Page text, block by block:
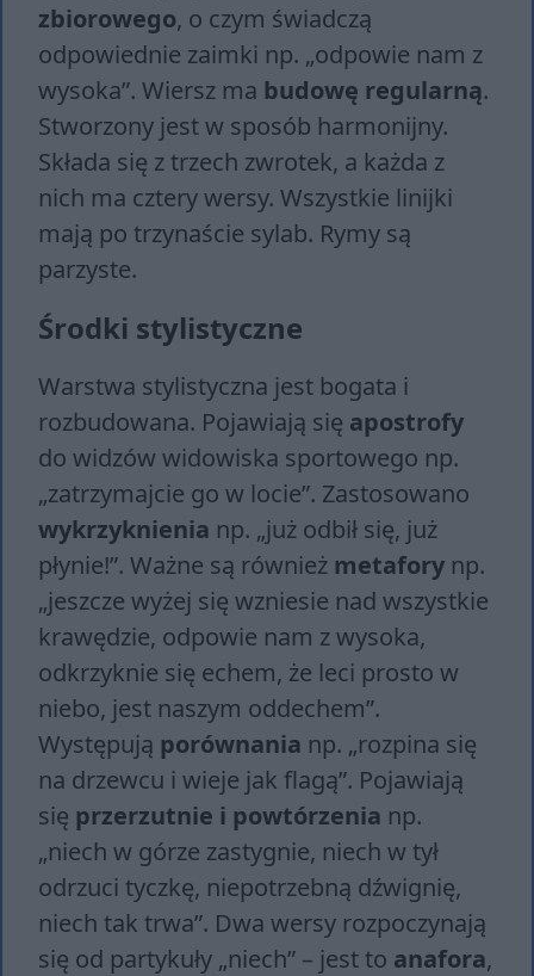
zbiorowego, o czym świadczą
odpowiednie zaimki np. „odpowie nam z
wysoka”. Wiersz ma budowę regularną.
Stworzony jest w sposób harmonijny.
Składa się z trzech zwrotek, a każda z
nich ma cztery wersy. Wszystkie linijki
mają po trzynaście sylab. Rymy są
parzyste.
Środki stylistyczne
Warstwa stylistyczna jest bogata i
rozbudowana. Pojawiają się apostrofy
do widzów widowiska sportowego np.
„zatrzymajcie go w locie”. Zastosowano
wykrzyknienia np. „już odbił się, już
płynie!”. Ważne są również metafory np.
„jeszcze wyżej się wzniesie nad wszystkie
krawędzie, odpowie nam z wysoka,
odkrzyknie się echem, że leci prosto w
niebo, jest naszym oddechem”.
Występują porównania np. „rozpina się
na drzewcu i wieje jak flagą”. Pojawiają
się przerzutnie i powtórzenia np.
„niech w górze zastygnie, niech w tył
odrzuci tyczkę, niepotrzebną dźwignię,
niech tak trwa”. Dwa wersy rozpoczynają
się od partykuły „niech” – jest to anafora,